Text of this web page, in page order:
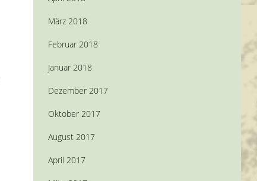
März 2018
Februar 2018
Januar 2018
Dezember 2017
Oktober 2017
August 2017
April 2017